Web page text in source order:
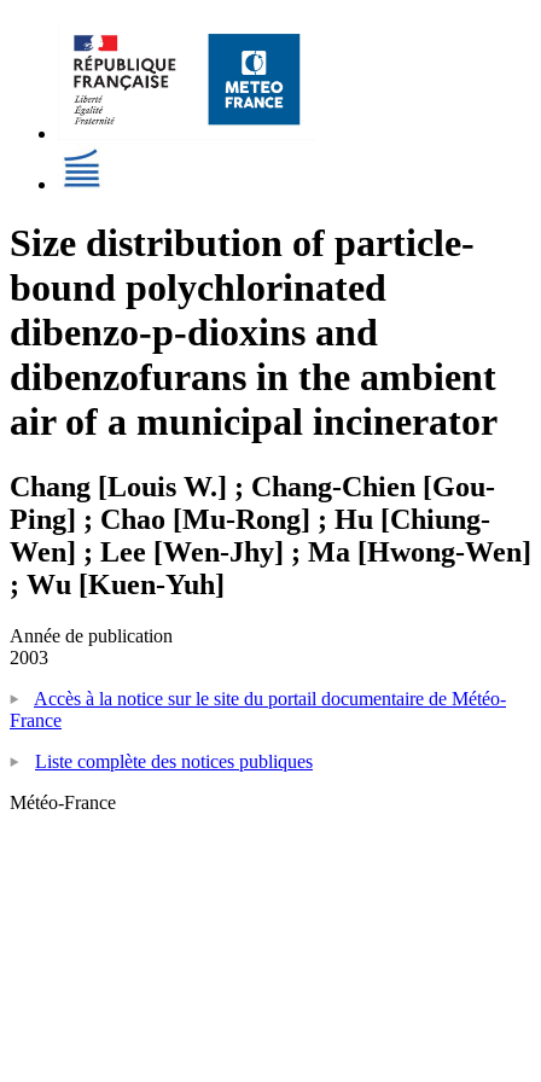
Size distribution of particle-
bound polychlorinated
dibenzo-p-dioxins and
dibenzofurans in the ambient
air of a municipal incinerator
Chang [Louis W.] ; Chang-Chien [Gou-
Ping] ; Chao [Mu-Rong] ; Hu [Chiung-
Wen] ; Lee [Wen-Jhy] ; Ma [Hwong-Wen]
; Wu [Kuen-Yuh]
Année de publication
2003
Accès à la notice sur le site du portail documentaire de Météo-
France
Liste complète des notices publiques
Météo-France